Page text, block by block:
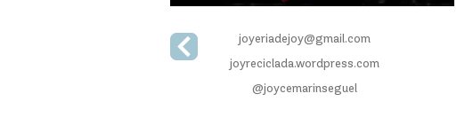
joyeriadejoy@gmail.com
joyreciclada.wordpress.com
@joycemarinseguel